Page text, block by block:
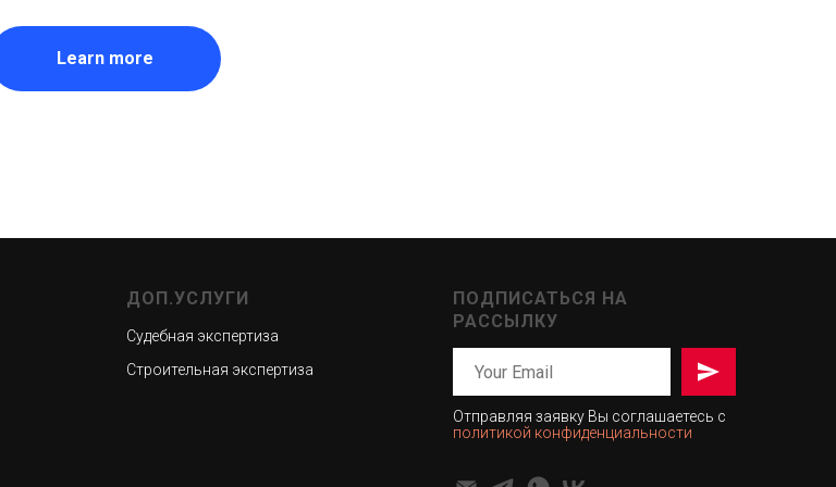
Learn more
ДОП.УСЛУГИ
Судебная экспертиза
Строительная экспертиза
ПОДПИСАТЬСЯ НА
РАССЫЛКУ
Отправляя заявку Вы соглашаетесь с
политикой конфиденциальности